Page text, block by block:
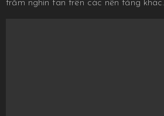
trăm nghìn fan trên các nền tảng khác.